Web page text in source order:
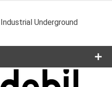
Underground